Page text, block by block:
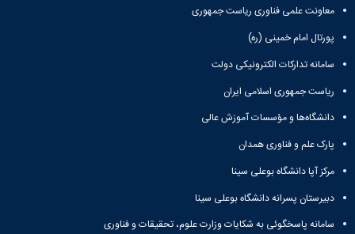
معاونت علمی فناوری ریاست جمهوری
پورتال امام خمینی (ره)
سامانه تدارکات الکترونیکی دولت
ریاست جمهوری اسلامی ایران
دانشگاه‌ها و مؤسسات آموزش عالی
پارک علم و فناوری همدان
مرکز آپا دانشگاه بوعلی سینا
دبیرستان پسرانه دانشگاه بوعلی سینا
سامانه پاسخگوئی به شکایات وزارت علوم، تحقیقات و فناوری